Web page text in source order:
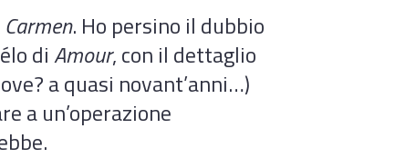
Carmen. Ho persino il dubbio
diAmour, con il dettaglio
a quasi novant’anni…)
a un’operazione